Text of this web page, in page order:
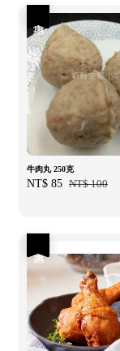
牛肉丸 250克
Sale
NT$ 85 Regular
NT$ 100